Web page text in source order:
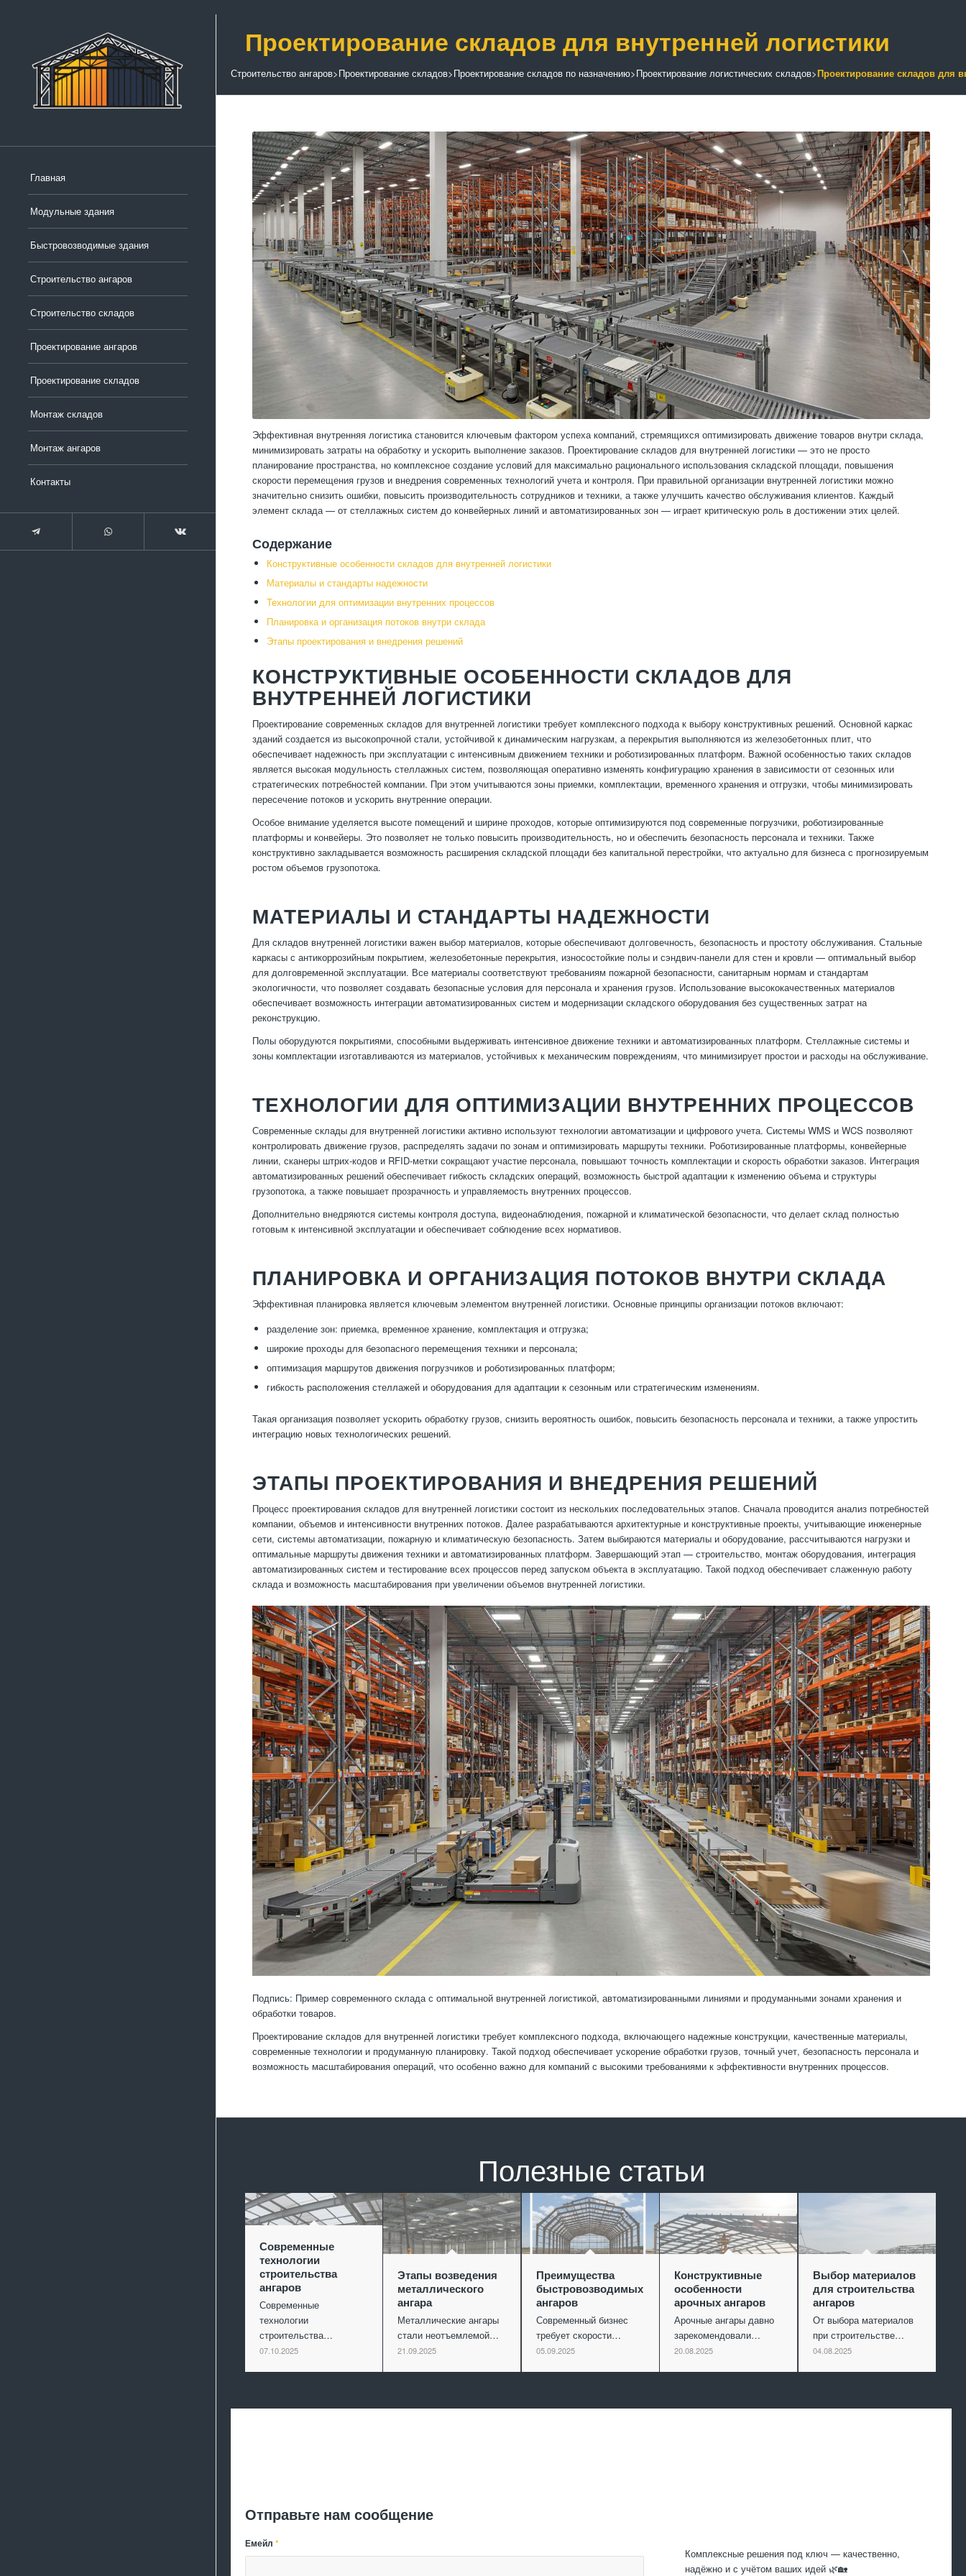
Главная
Модульные здания
Быстровозводимые здания
Строительство ангаров
Строительство складов
Проектирование ангаров
Проектирование складов
Монтаж складов
Монтаж ангаров
Контакты
Проектирование складов для внутренней логистики
Строительство ангаров>Проектирование складов>Проектирование складов по назначению>Проектирование логистических складов>Проектирование складов для
Эффективная внутренняя логистика становится ключевым фактором успеха компаний, стремящихся оптимизировать движение товаров внутри склада,
минимизировать затраты на обработку и ускорить выполнение заказов. Проектирование складов для внутренней логистики — это не просто
планирование пространства, но комплексное создание условий для максимально рационального использования складской площади, повышения
скорости перемещения грузов и внедрения современных технологий учета и контроля. При правильной организации внутренней логистики можно
значительно снизить ошибки, повысить производительность сотрудников и техники, а также улучшить качество обслуживания клиентов. Каждый
элемент склада — от стеллажных систем до конвейерных линий и автоматизированных зон — играет критическую роль в достижении этих целей.
Содержание
Конструктивные особенности складов для внутренней логистики
Материалы и стандарты надежности
Технологии для оптимизации внутренних процессов
Планировка и организация потоков внутри склада
Этапы проектирования и внедрения решений
КОНСТРУКТИВНЫЕ ОСОБЕННОСТИ СКЛАДОВ ДЛЯ
ВНУТРЕННЕЙ ЛОГИСТИКИ
Проектирование современных складов для внутренней логистики требует комплексного подхода к выбору конструктивных решений. Основной каркас
зданий создается из высокопрочной стали, устойчивой к динамическим нагрузкам, а перекрытия выполняются из железобетонных плит, что
обеспечивает надежность при эксплуатации с интенсивным движением техники и роботизированных платформ. Важной особенностью таких складов
является высокая модульность стеллажных систем, позволяющая оперативно изменять конфигурацию хранения в зависимости от сезонных или
стратегических потребностей компании. При этом учитываются зоны приемки, комплектации, временного хранения и отгрузки, чтобы минимизировать
пересечение потоков и ускорить внутренние операции.
Особое внимание уделяется высоте помещений и ширине проходов, которые оптимизируются под современные погрузчики, роботизированные
платформы и конвейеры. Это позволяет не только повысить производительность, но и обеспечить безопасность персонала и техники. Также
конструктивно закладывается возможность расширения складской площади без капитальной перестройки, что актуально для бизнеса с прогнозируемым
ростом объемов грузопотока.
МАТЕРИАЛЫ И СТАНДАРТЫ НАДЕЖНОСТИ
Для складов внутренней логистики важен выбор материалов, которые обеспечивают долговечность, безопасность и простоту обслуживания. Стальные
каркасы с антикоррозийным покрытием, железобетонные перекрытия, износостойкие полы и сэндвич-панели для стен и кровли — оптимальный выбор
для долговременной эксплуатации. Все материалы соответствуют требованиям пожарной безопасности, санитарным нормам и стандартам
экологичности, что позволяет создавать безопасные условия для персонала и хранения грузов. Использование высококачественных материалов
обеспечивает возможность интеграции автоматизированных систем и модернизации складского оборудования без существенных затрат на
реконструкцию.
Полы оборудуются покрытиями, способными выдерживать интенсивное движение техники и автоматизированных платформ. Стеллажные системы и
зоны комплектации изготавливаются из материалов, устойчивых к механическим повреждениям, что минимизирует простои и расходы на обслуживание.
ТЕХНОЛОГИИ ДЛЯ ОПТИМИЗАЦИИ ВНУТРЕННИХ ПРОЦЕССОВ
Современные склады для внутренней логистики активно используют технологии автоматизации и цифрового учета. Системы WMS и WCS позволяют
контролировать движение грузов, распределять задачи по зонам и оптимизировать маршруты техники. Роботизированные платформы, конвейерные
линии, сканеры штрих-кодов и RFID-метки сокращают участие персонала, повышают точность комплектации и скорость обработки заказов. Интеграция
автоматизированных решений обеспечивает гибкость складских операций, возможность быстрой адаптации к изменению объема и структуры
грузопотока, а также повышает прозрачность и управляемость внутренних процессов.
Дополнительно внедряются системы контроля доступа, видеонаблюдения, пожарной и климатической безопасности, что делает склад полностью
готовым к интенсивной эксплуатации и обеспечивает соблюдение всех нормативов.
ПЛАНИРОВКА И ОРГАНИЗАЦИЯ ПОТОКОВ ВНУТРИ СКЛАДА
Эффективная планировка является ключевым элементом внутренней логистики. Основные принципы организации потоков включают:
разделение зон: приемка, временное хранение, комплектация и отгрузка;
широкие проходы для безопасного перемещения техники и персонала;
оптимизация маршрутов движения погрузчиков и роботизированных платформ;
гибкость расположения стеллажей и оборудования для адаптации к сезонным или стратегическим изменениям.
Такая организация позволяет ускорить обработку грузов, снизить вероятность ошибок, повысить безопасность персонала и техники, а также упростить
интеграцию новых технологических решений.
ЭТАПЫ ПРОЕКТИРОВАНИЯ И ВНЕДРЕНИЯ РЕШЕНИЙ
Процесс проектирования складов для внутренней логистики состоит из нескольких последовательных этапов. Сначала проводится анализ потребностей
компании, объемов и интенсивности внутренних потоков. Далее разрабатываются архитектурные и конструктивные проекты, учитывающие инженерные
сети, системы автоматизации, пожарную и климатическую безопасность. Затем выбираются материалы и оборудование, рассчитываются нагрузки и
оптимальные маршруты движения техники и автоматизированных платформ. Завершающий этап — строительство, монтаж оборудования, интеграция
автоматизированных систем и тестирование всех процессов перед запуском объекта в эксплуатацию. Такой подход обеспечивает слаженную работу
склада и возможность масштабирования при увеличении объемов внутренней логистики.
Подпись: Пример современного склада с оптимальной внутренней логистикой, автоматизированными линиями и продуманными зонами хранения и
обработки товаров.
Проектирование складов для внутренней логистики требует комплексного подхода, включающего надежные конструкции, качественные материалы,
современные технологии и продуманную планировку. Такой подход обеспечивает ускорение обработки грузов, точный учет, безопасность персонала и
возможность масштабирования операций, что особенно важно для компаний с высокими требованиями к эффективности внутренних процессов.
Полезные статьи
Современные
технологии
строительства
ангаров
Современные
технологии
строительства…
07.10.2025
Этапы возведения
металлического
ангара
Металлические ангары
стали неотъемлемой…
21.09.2025
Преимущества
быстровозводимых
ангаров
Современный бизнес
требует скорости…
05.09.2025
Конструктивные
особенности
арочных ангаров
Арочные ангары давно
зарекомендовали…
20.08.2025
Выбор материалов
для строительства
ангаров
От выбора материалов
при строительстве…
04.08.2025
Отправьте нам сообщение
Емейл *
Комплексные решения под ключ — качественно,
надёжно и с учётом ваших идей 🌿🏡